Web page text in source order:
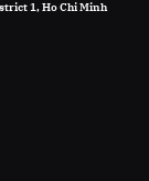
1, Ho Chi Minh